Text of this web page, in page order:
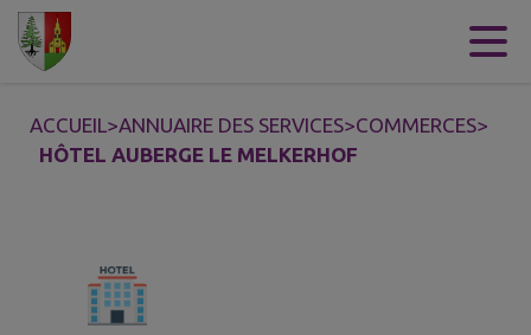
Contenu
ACCUEIL>ANNUAIRE DES SERVICES>COMMERCES>
HÔTEL AUBERGE LE MELKERHOF